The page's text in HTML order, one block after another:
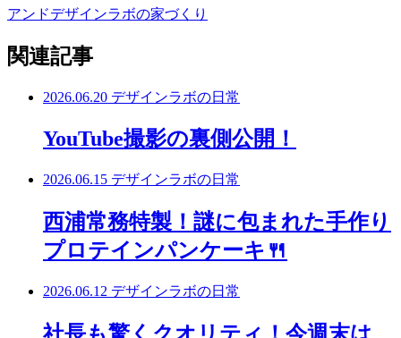
アンドデザインラボの家づくり
関連記事
2026.06.20 デザインラボの日常
YouTube撮影の裏側公開！
2026.06.15 デザインラボの日常
西浦常務特製！謎に包まれた手作り
プロテインパンケーキ🍴
2026.06.12 デザインラボの日常